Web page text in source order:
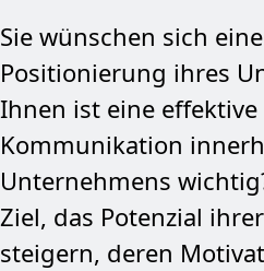
Sie wünschen sich
Positionierung ihres
Ihnen ist eine
Kommunikation
Unternehmens
Ziel, das Potenzial
steigern, deren